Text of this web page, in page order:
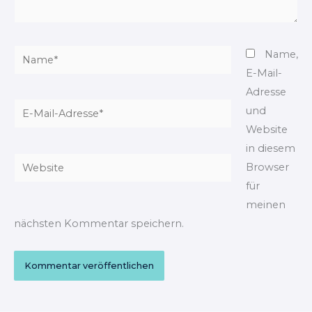
Name*
E-
Website
Name,
E-Mail-
Adresse
und
Website
in diesem
Browser
für
meinen
nächsten Kommentar speichern.